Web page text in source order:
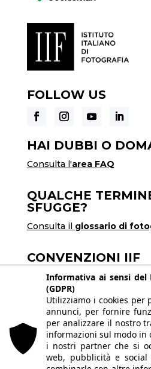
FOLLOW US
HAI DUBBI O
Consulta l'area FAQ
QUALCHE
SFUGGE?
Consulta il glossario di
CONVENZIONI IIF
Scopri i vantaggi di essere
© 2026 Istituto Italiano di
Enrico Caviglia 3, 20139
- 02/58107139
P.IVA IT10863240155 | PEC
Informativa ai sensi del
(GDPR)
Utilizziamo i cookies per
annunci, per fornire
per analizzare il nostro
informazioni sul modo in
i nostri partner che si
web, pubblicità e